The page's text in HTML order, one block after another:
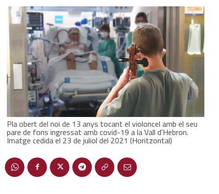
Pla obert del noi de 13 anys tocant el violoncel amb el seu
pare de fons ingressat amb covid-19 a la Vall d'Hebron.
Imatge cedida el 23 de juliol del 2021 (Horitzontal)